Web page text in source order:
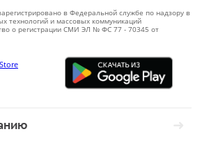
в Федеральной службе по надзору в
технологий и массовых коммуникаций
о регистрации СМИ ЭЛ № ФС 77 - 70345 от